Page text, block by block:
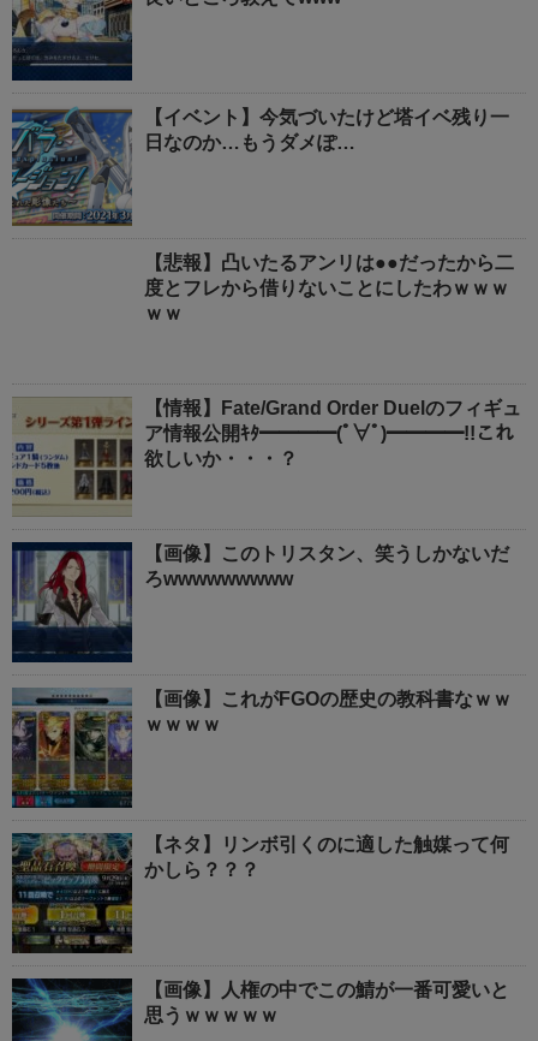
【イベント】今気づいたけど塔イベ残り一
日なのか…もうダメぽ…
【悲報】凸いたるアンリは●●だったから二
度とフレから借りないことにしたわｗｗｗ
ｗｗ
【情報】Fate/Grand Order Duelのフィギュ
ア情報公開ｷﾀ━━━━(ﾟ∀ﾟ)━━━━!!これ
欲しいか・・・？
【画像】このトリスタン、笑うしかないだ
ろwwwwwwwww
【画像】これがFGOの歴史の教科書なｗｗ
ｗｗｗｗ
【ネタ】リンボ引くのに適した触媒って何
かしら？？？
【画像】人権の中でこの鯖が一番可愛いと
思うｗｗｗｗｗ